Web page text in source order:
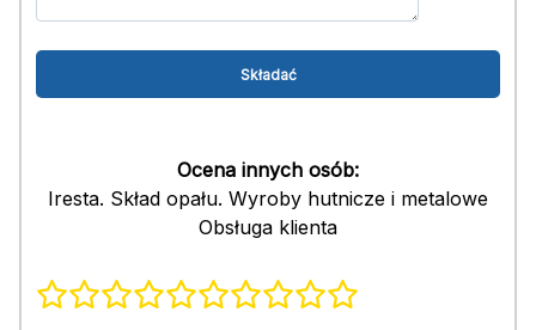
Ocena innych osób:
Iresta. Skład opału. Wyroby hutnicze i metalowe
Obsługa klienta